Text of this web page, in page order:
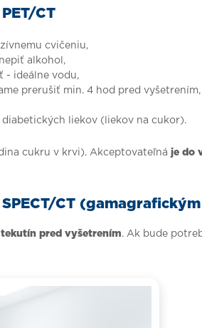
CT
cvičeniu,
alkohol,
- ideálne vodu,
prerušiť min. 4 hod pred vyšetrením,
liekov (liekov na cukor).
cukru v krvi). Akceptovateľná je do
CT
pred vyšetrením. Ak bude